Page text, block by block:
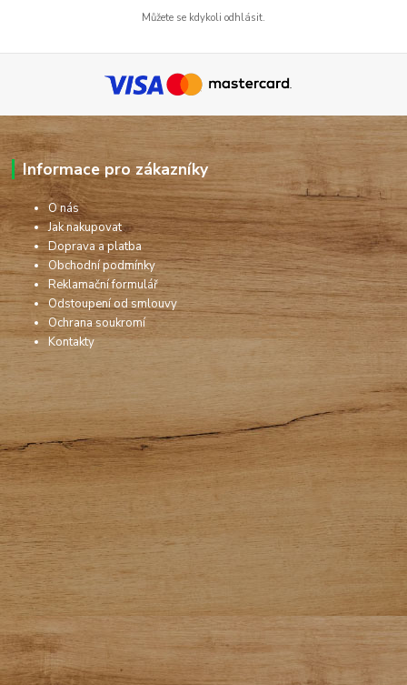
Můžete se kdykoli odhlásit.
Informace pro zákazníky
O nás
Jak nakupovat
Doprava a platba
Obchodní podmínky
Reklamační formulář
Odstoupení od smlouvy
Ochrana soukromí
Kontakty